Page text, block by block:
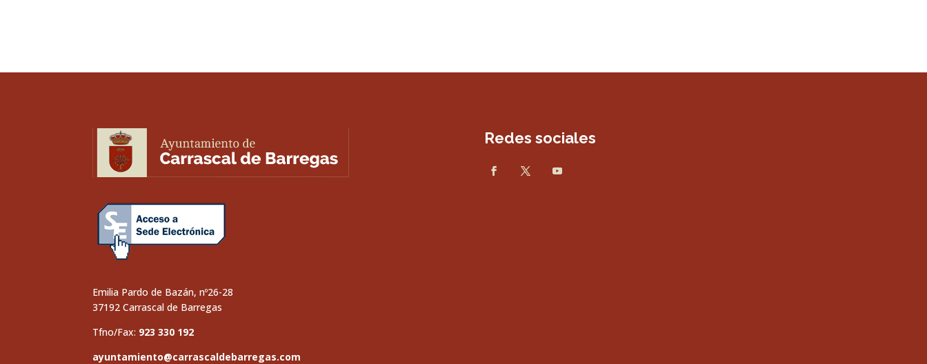
Emilia Pardo de Bazán, nº26-28
37192 Carrascal de Barregas
Tfno/Fax: 923 330 192
ayuntamiento@carrascaldebarregas.com
Redes sociales